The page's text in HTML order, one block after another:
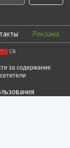
Реклама
CN
за содержание